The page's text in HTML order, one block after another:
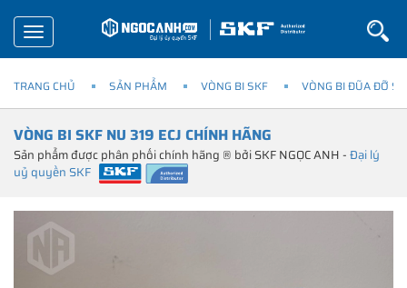
Toggle
navigation
TRANG CHỦ SẢN PHẨM VÒNG BI SKF VÒNG BI ĐŨA ĐỠ
VÒNG BI SKF NU 319 ECJ CHÍNH HÃNG
Sản phẩm được phân phối chính hãng ® bởi SKF NGỌC ANH -Đại lý
uỷ quyền SKF